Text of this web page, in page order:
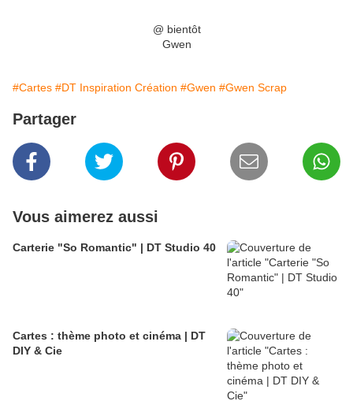
@ bientôt
Gwen
#Cartes #DT Inspiration Création #Gwen #Gwen Scrap
Partager
Vous aimerez aussi
Carterie "So Romantic" | DT Studio 40
Cartes : thème photo et cinéma | DT
DIY & Cie